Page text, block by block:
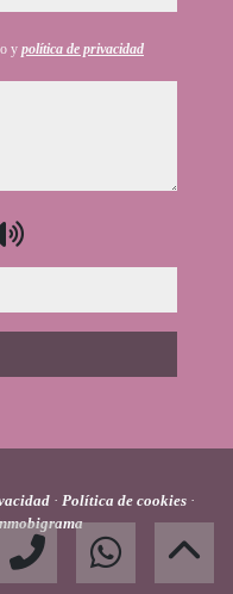
y política de privacidad
· Política de cookies ·